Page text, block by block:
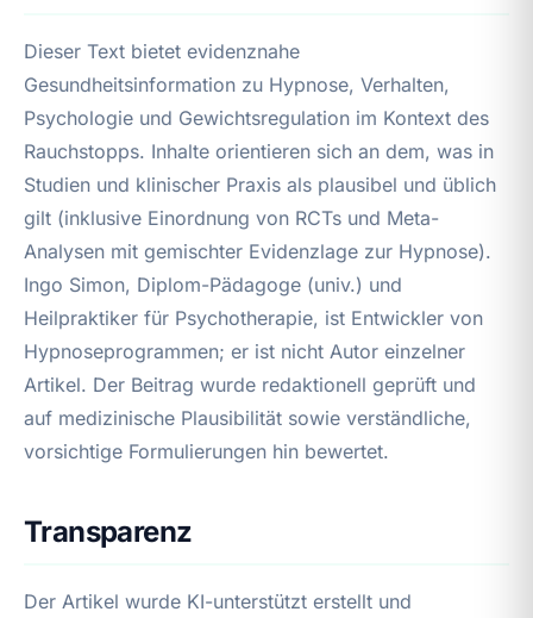
Dieser Text bietet evidenznahe
Gesundheitsinformation zu Hypnose, Verhalten,
Psychologie und Gewichtsregulation im Kontext des
Rauchstopps. Inhalte orientieren sich an dem, was in
Studien und klinischer Praxis als plausibel und üblich
gilt (inklusive Einordnung von RCTs und Meta-
Analysen mit gemischter Evidenzlage zur Hypnose).
Ingo Simon, Diplom-Pädagoge (univ.) und
Heilpraktiker für Psychotherapie, ist Entwickler von
Hypnoseprogrammen; er ist nicht Autor einzelner
Artikel. Der Beitrag wurde redaktionell geprüft und
auf medizinische Plausibilität sowie verständliche,
vorsichtige Formulierungen hin bewertet.
Transparenz
Der Artikel wurde KI-unterstützt erstellt und